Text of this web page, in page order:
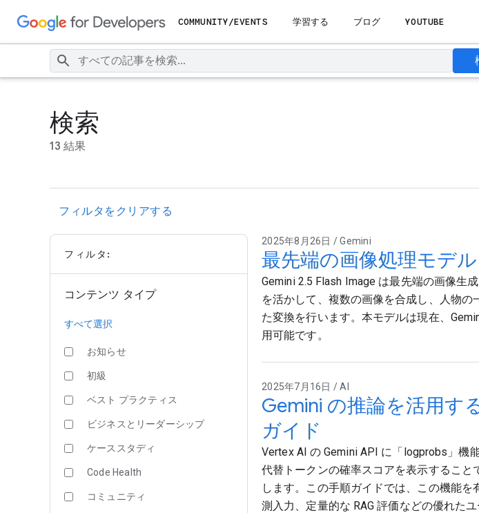
COMMUNITY/EVENTS 学習する ブログ YOUTUBE
検索
13 結果
フィルタをクリアする
フィルタ:
コンテンツ タイプ
すべて選択
お知らせ
初級
ベスト プラクティス
ビジネスとリーダーシップ
ケーススタディ
Code Health
コミュニティ
2025年8月26日 / Gemini
最先端の画像処理モデ
Gemini 2.5 Flash Image は最先端の画像生
を活かして、複数の画像を合成し、人物
た変換を行います。本モデルは現在、
用可能です。
2025年7月16日 / AI
Gemini の推論を活用す
ガイド
Vertex AI の Gemini API に「logprobs」機
代替トークンの確率スコアを表示するこ
します。この手順ガイドでは、この機能
測入力、定量的な RAG 評価などの優れた